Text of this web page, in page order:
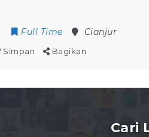
Full Time Cianjur
Simpan Bagikan
Cari